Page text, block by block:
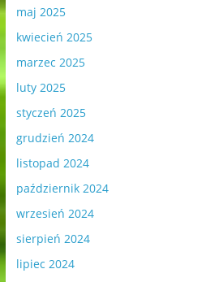
maj 2025
kwiecień 2025
marzec 2025
luty 2025
styczeń 2025
grudzień 2024
listopad 2024
październik 2024
wrzesień 2024
sierpień 2024
lipiec 2024